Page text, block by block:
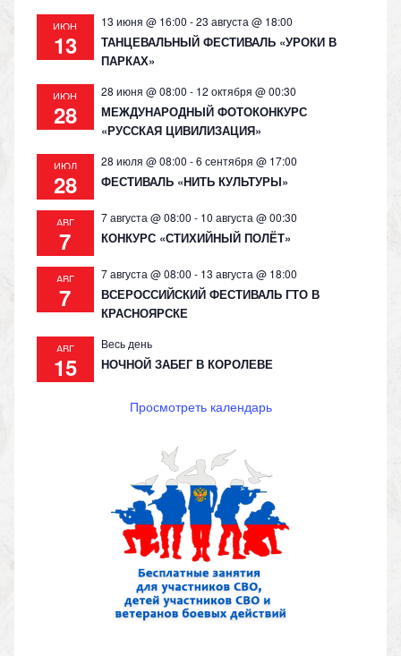
ИЮН
13
13 июня @ 16:00 -23 августа @ 18:00
ТАНЦЕВАЛЬНЫЙ ФЕСТИВАЛЬ «УРОКИ В
ПАРКАХ»
ИЮН
28
28 июня @ 08:00 - 12 октября @ 00:30
МЕЖДУНАРОДНЫЙ ФОТОКОНКУРС
«РУССКАЯ ЦИВИЛИЗАЦИЯ»
ИЮЛ
28
28 июля @ 08:00 -6 сентября @ 17:00
ФЕСТИВАЛЬ «НИТЬ КУЛЬТУРЫ»
АВГ
7
7 августа @ 08:00 - 10 августа @ 00:30
КОНКУРС «СТИХИЙНЫЙ ПОЛЁТ»
АВГ
7
7 августа @ 08:00 - 13 августа @ 18:00
ВСЕРОССИЙСКИЙ ФЕСТИВАЛЬ ГТО В
КРАСНОЯРСКЕ
АВГ
15
Весь день
НОЧНОЙ ЗАБЕГ В КОРОЛЕВЕ
Просмотреть календарь